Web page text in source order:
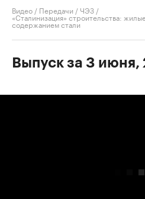
Видео / Передачи /ЧЭЗ /
«Сталинизация» строительства:
содержанием стали
Выпуск за 3 июня,